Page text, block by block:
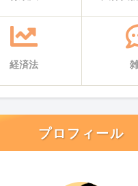
経済法
プロフィール